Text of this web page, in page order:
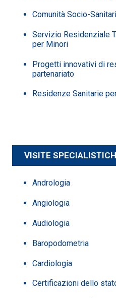
Comunità Socio-
Servizio Residenziale
per Minori
Progetti innovativi di
partenariato
Residenze Sanitarie
VISITE
Andrologia
Angiologia
Audiologia
Baropodometria
Cardiologia
Certificazioni dello